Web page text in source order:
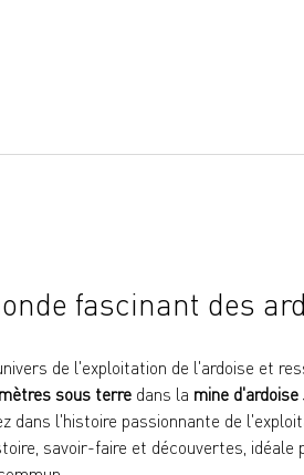
fascinant des
de l'exploitation de l'ardoise et
sous terre dans la mine d'ardoise
dans l'histoire passionnante de
savoir-faire et découvertes,